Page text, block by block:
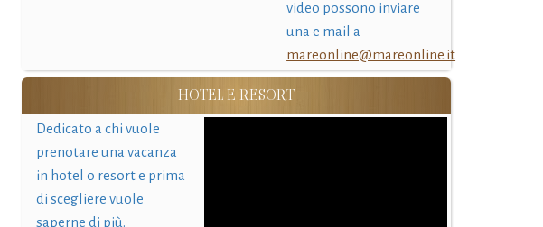
video possono inviare
una e mail a
mareonline@mareonline.it
HOTEL E RESORT
Dedicato a chi vuole
prenotare una vacanza
in hotel o resort e prima
di scegliere vuole
saperne di più.